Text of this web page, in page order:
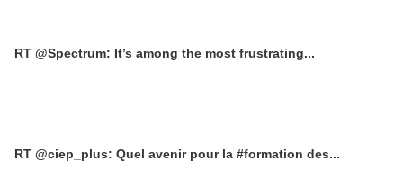
RT @Spectrum: It’s among the most frustrating...
RT @ciep_plus: Quel avenir pour la #formation des...